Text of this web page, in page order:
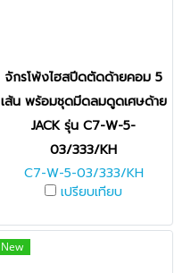
จักรโพ้งไฮสปีดตัดด้ายคอม 5
เส้น พร้อมชุดมีดลมดูดเศษด้าย
JACK รุ่น C7-W-5-
03/333/KH
C7-W-5-03/333/KH
เปรียบเทียบ
New